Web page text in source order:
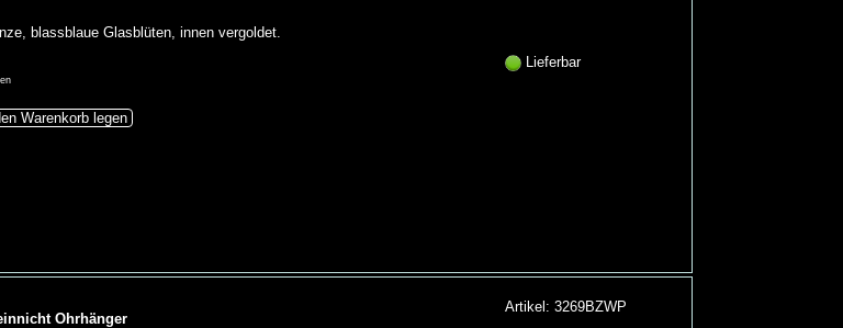
blassblaue Glasblüten, innen vergoldet.
Lieferbar
Warenkorb legen
Ohrhänger
Artikel: 3269BZWP